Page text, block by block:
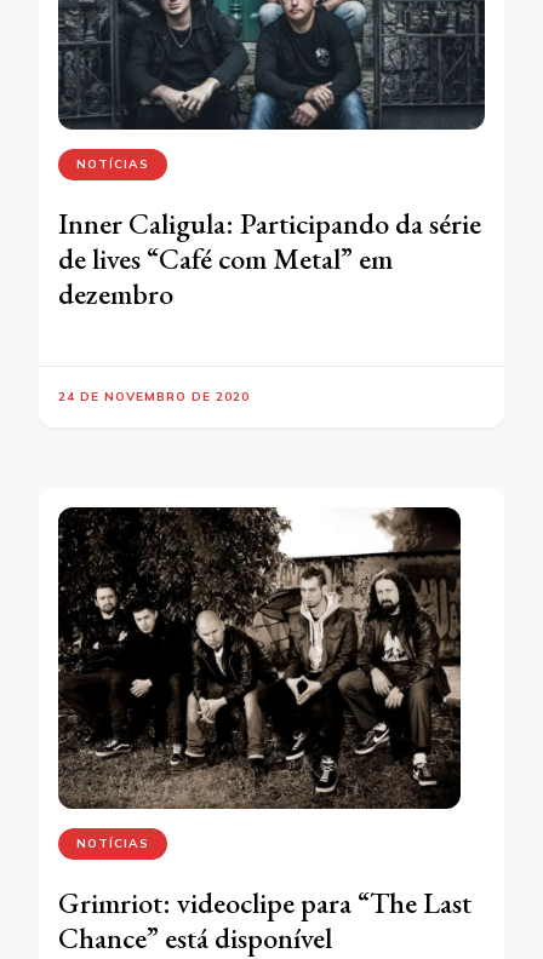
NOTÍCIAS
Inner Caligula: Participando da série
de lives “Café com Metal” em
dezembro
24 DE NOVEMBRO DE 2020
NOTÍCIAS
Grimriot: videoclipe para “The Last
Chance” está disponível